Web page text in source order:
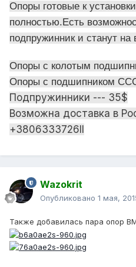
Опоры готовые к
полностью.Есть
подпружинник и станут на
Опоры с колотым
Опоры с подшипником
Подпружинники --- 35$
Возможна доставка в
+З806ЗЗЗ726II
Wazokrit
Опубликовано 1 мая,
Также добавилась пара опор